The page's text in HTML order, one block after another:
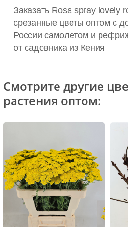
Заказать Rosa spray lovely
срезанные цветы оптом с
России самолетом и
от садовника из Кения
Смотрите другие
растения оптом: